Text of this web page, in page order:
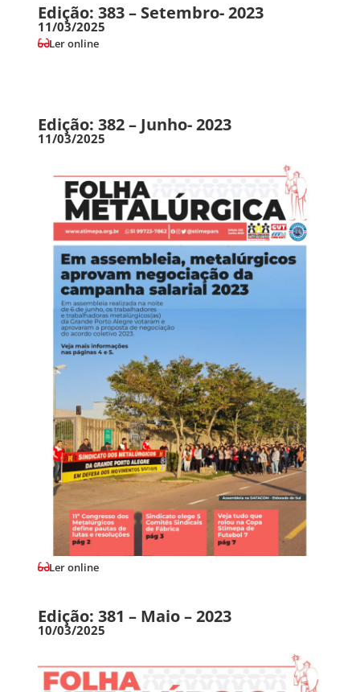
Edição: 383 – Setembro- 2023
11/03/2025
Ler online
Edição: 382 – Junho- 2023
11/03/2025
Ler online
Edição: 381 – Maio – 2023
10/03/2025